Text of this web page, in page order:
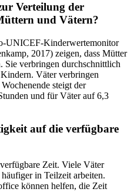
Verteilung der
und Vätern?
UNICEF-Kinderwertemonitor
2017) zeigen, dass Mütter
verbringen durchschnittlich
Väter verbringen
steigt der
und für Väter auf 6,3
auf die verfügbare
Zeit. Viele Väter
in Teilzeit arbeiten.
können helfen, die Zeit